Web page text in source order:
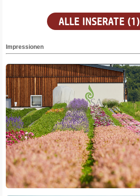
ALLE INSERATE (1)
Impressionen